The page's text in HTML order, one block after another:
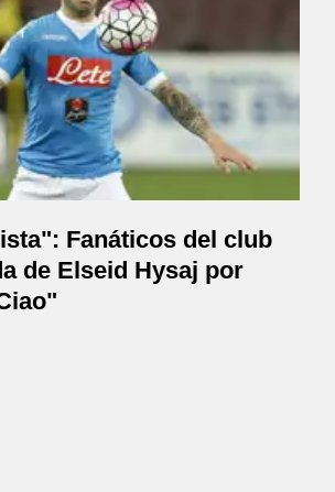
Fanáticos del club
de Elseid Hysaj por